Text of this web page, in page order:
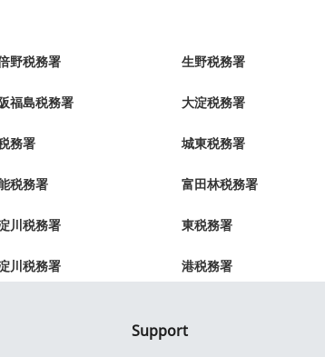
野税務署 生野税務署
福島税務署 大淀税務署
務署 城東税務署
税務署 富田林税務署
川税務署 東税務署
川税務署 港税務署
Support